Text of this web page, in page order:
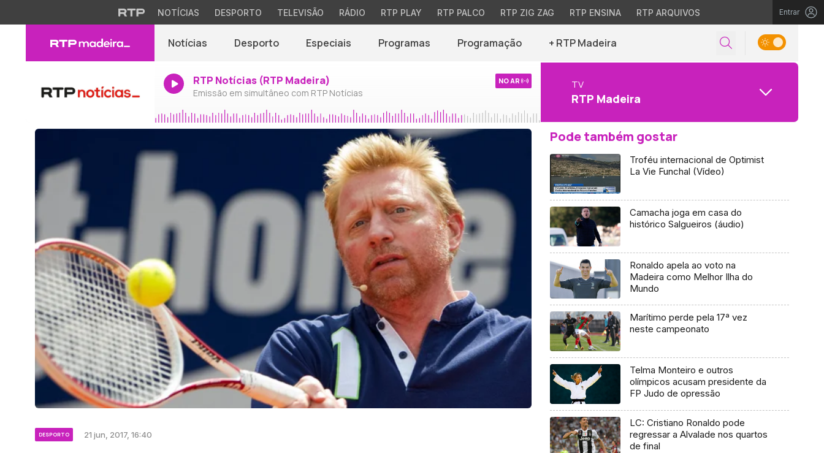
NOTÍCIAS DESPORTO TELEVISÃO RÁDIO RTP PLAY RTP PALCO RTP ZIG ZAG RTP ENSINA RTP ARQUIVOS Entrar
Notícias Desporto Especiais Programas Programação + RTP Madeira
RTP Notícias (RTP Madeira)
Emissão em simultâneo com RTP Notícias
NO AR TV
RTP Madeira
DESPORTO 21 jun, 2017, 16:40
Pode também gostar
Troféu internacional de Optimist
La Vie Funchal (Vídeo)
Camacha joga em casa do
histórico Salgueiros (áudio)
Ronaldo apela ao voto na
Madeira como Melhor Ilha do
Mundo
Marítimo perde pela 17ª vez
neste campeonato
Telma Monteiro e outros
olímpicos acusam presidente da
FP Judo de opressão
LC: Cristiano Ronaldo pode
regressar a Alvalade nos quartos
de final